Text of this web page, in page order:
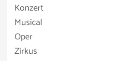
Konzert
Musical
Oper
Zirkus